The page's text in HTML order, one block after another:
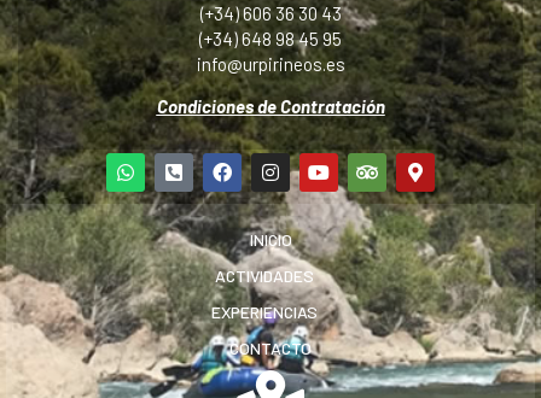
(+34) 606 36 30 43
(+34) 648 98 45 95
info@urpirineos.es
Condiciones de Contratación
INICIO
ACTIVIDADES
EXPERIENCIAS
CONTACTO